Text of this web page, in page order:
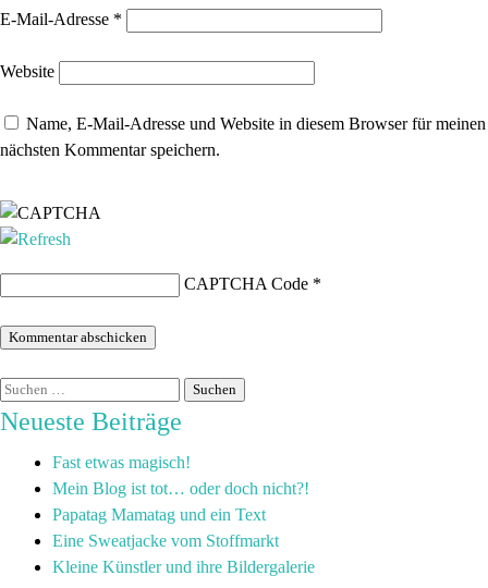
E-Mail-Adresse *
Website
Name, E-Mail-Adresse und Website in diesem Browser für meinen
nächsten Kommentar speichern.
CAPTCHA Code *
Neueste Beiträge
Fast etwas magisch!
Mein Blog ist tot… oder doch nicht?!
Papatag Mamatag und ein Text
Eine Sweatjacke vom Stoffmarkt
Kleine Künstler und ihre Bildergalerie